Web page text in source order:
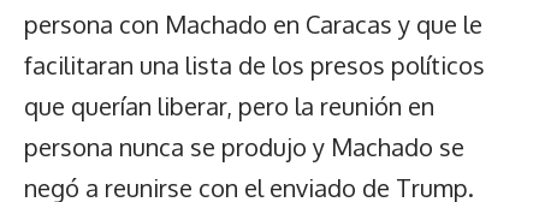
persona con Machado en Caracas y que le
facilitaran una lista de los presos políticos
que querían liberar, pero la reunión en
persona nunca se produjo y Machado se
negó a reunirse con el enviado de Trump.